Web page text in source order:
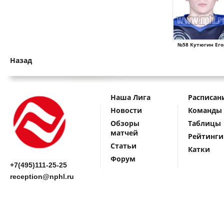
№58 Кутюгин
Назад
+7(495)111-25-25
reception@nphl.ru
Наша Лига
Новости
Обзоры
матчей
Статьи
Форум
Команды
Таблицы
Рейтинги
Катки